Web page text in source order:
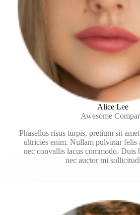
Alice Lee
Awesome
Phasellus risus turpis, pretium sit
ultricies enim. Nullam pulvinar felis
nec convallis lacus commodo. Duis
nec auctor mi